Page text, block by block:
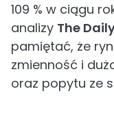
109 % w ciągu
analizy The
pamiętać, że
zmienność i
oraz popytu ze